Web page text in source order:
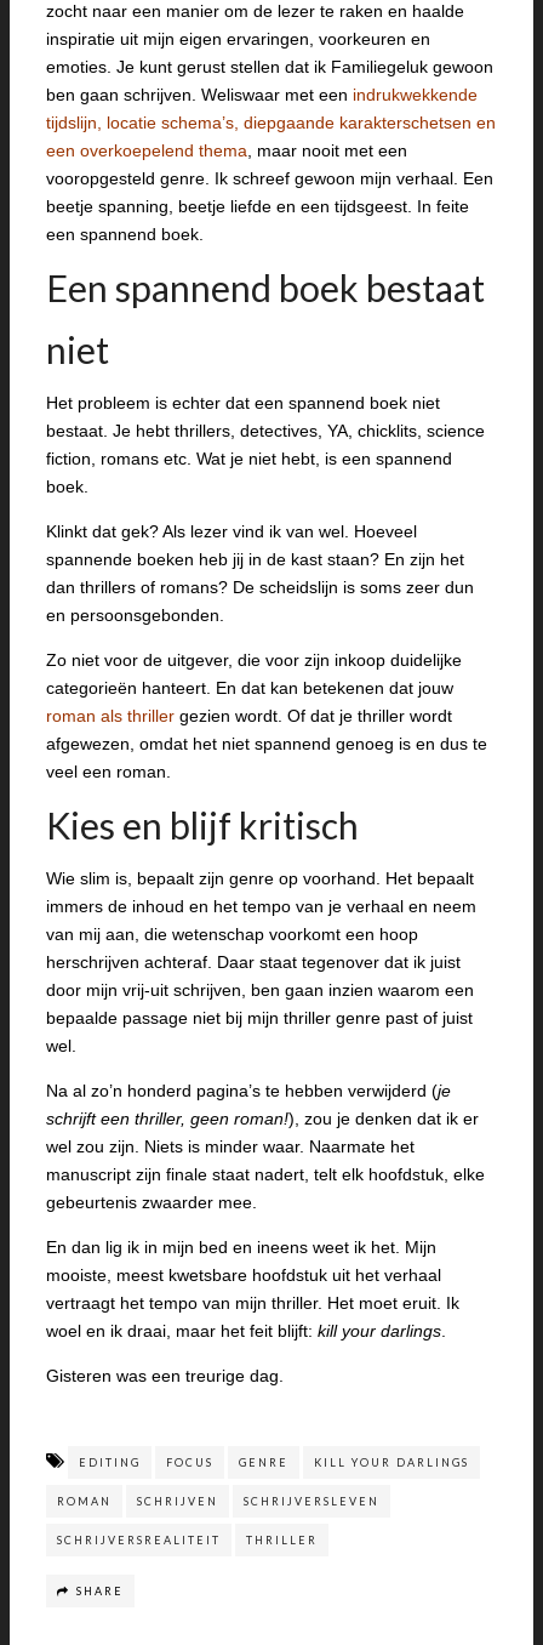
zocht naar een manier om de lezer te raken en haalde
inspiratie uit mijn eigen ervaringen, voorkeuren en
emoties. Je kunt gerust stellen dat ik Familiegeluk gewoon
ben gaan schrijven. Weliswaar met een indrukwekkende
tijdslijn, locatie schema’s, diepgaande karakterschetsen en
een overkoepelend thema , maar nooit met een
vooropgesteld genre. Ik schreef gewoon mijn verhaal. Een
beetje spanning, beetje liefde en een tijdsgeest. In feite
een spannend boek.
Een spannend boek bestaat
niet
Het probleem is echter dat een spannend boek niet
bestaat. Je hebt thrillers, detectives, YA, chicklits, science
fiction, romans etc. Wat je niet hebt, is een spannend
boek.
Klinkt dat gek? Als lezer vind ik van wel. Hoeveel
spannende boeken heb jij in de kast staan? En zijn het
dan thrillers of romans? De scheidslijn is soms zeer dun
en persoonsgebonden.
Zo niet voor de uitgever, die voor zijn inkoop duidelijke
categorieën hanteert. En dat kan betekenen dat jouw
roman als thriller gezien wordt. Of dat je thriller wordt
afgewezen, omdat het niet spannend genoeg is en dus te
veel een roman.
Kies en blijf kritisch
Wie slim is, bepaalt zijn genre op voorhand. Het bepaalt
immers de inhoud en het tempo van je verhaal en neem
van mij aan, die wetenschap voorkomt een hoop
herschrijven achteraf. Daar staat tegenover dat ik juist
door mijn vrij-uit schrijven, ben gaan inzien waarom een
bepaalde passage niet bij mijn thriller genre past of juist
wel.
Na al zo’n honderd pagina’s te hebben verwijderd (je
schrijft een thriller, geen roman!), zou je denken dat ik er
wel zou zijn. Niets is minder waar. Naarmate het
manuscript zijn finale staat nadert, telt elk hoofdstuk, elke
gebeurtenis zwaarder mee.
En dan lig ik in mijn bed en ineens weet ik het. Mijn
mooiste, meest kwetsbare hoofdstuk uit het verhaal
vertraagt het tempo van mijn thriller. Het moet eruit. Ik
woel en ik draai, maar het feit blijft: kill your darlings
Gisteren was een treurige dag.
EDITING FOCUS GENRE KILL YOUR DARLINGS
ROMAN SCHRIJVEN SCHRIJVERSLEVEN
SCHRIJVERSREALITEIT THRILLER
SHARE